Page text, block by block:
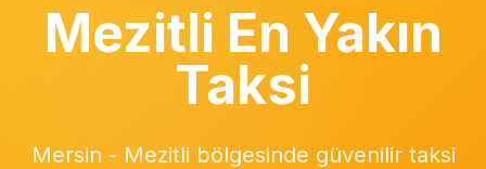
Mezitli En Yakın
Taksi
Mersin - Mezitli bölgesinde güvenilir taksi